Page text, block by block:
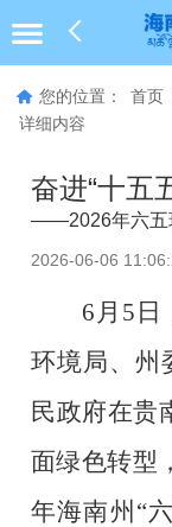
您的位置： 首页
详细内容
奋进“十五
——2026年六五
2026-06-06
6 月 5 日
环境局、州
民政府在贵
面绿色转型 ，
年海南州 “